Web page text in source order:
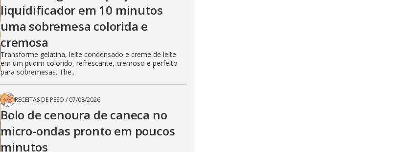
liquidificador em 10 minutos
uma sobremesa colorida e
cremosa
Transforme gelatina, leite condensado e creme de leite
em um pudim colorido, refrescante, cremoso e perfeito
para sobremesas. The...
RECEITAS DE PESO / 07/08/2026
Bolo de cenoura de caneca no
micro-ondas pronto em poucos
minutos